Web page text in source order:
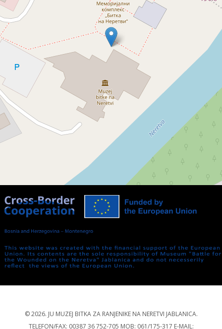
© 2026. JU MUZEJ BITKA ZA RANJENIKE NA NERETVI JABLANICA.
TELEFON/FAX: 00387 36 752-705 MOB: 061/175-317 E-MAIL: